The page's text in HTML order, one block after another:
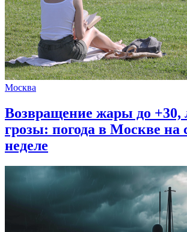
Москва
Возвращение жары до +30,
грозы: погода в Москве на
неделе